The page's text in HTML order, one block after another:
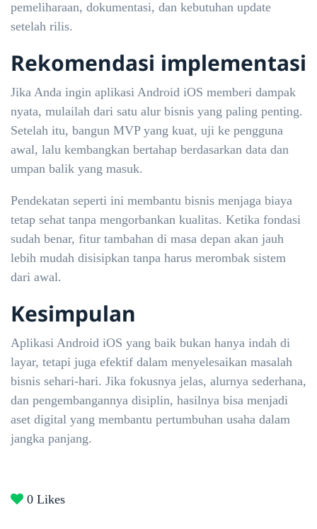
pemeliharaan, dokumentasi, dan kebutuhan update
setelah rilis.
Rekomendasi implementasi
Jika Anda ingin aplikasi Android iOS memberi dampak
nyata, mulailah dari satu alur bisnis yang paling penting.
Setelah itu, bangun MVP yang kuat, uji ke pengguna
awal, lalu kembangkan bertahap berdasarkan data dan
umpan balik yang masuk.
Pendekatan seperti ini membantu bisnis menjaga biaya
tetap sehat tanpa mengorbankan kualitas. Ketika fondasi
sudah benar, fitur tambahan di masa depan akan jauh
lebih mudah disisipkan tanpa harus merombak sistem
dari awal.
Kesimpulan
Aplikasi Android iOS yang baik bukan hanya indah di
layar, tetapi juga efektif dalam menyelesaikan masalah
bisnis sehari-hari. Jika fokusnya jelas, alurnya sederhana,
dan pengembangannya disiplin, hasilnya bisa menjadi
aset digital yang membantu pertumbuhan usaha dalam
jangka panjang.
0 Likes